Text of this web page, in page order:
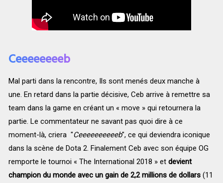
Ceeeeeeeeb
Mal parti dans la rencontre, Ils sont menés deux manche à
une. En retard dans la partie décisive, Ceb arrive à remettre sa
team dans la game en créant un « move » qui retournera la
partie. Le commentateur ne savant pas quoi dire à ce
moment-là, criera "Ceeeeeeeeeeb", ce qui deviendra iconique
dans la scène de Dota 2. Finalement Ceb avec son équipe OG
remporte le tournoi « The International 2018 » et devient
champion du monde avec un gain de 2,2 millions de dollars(11